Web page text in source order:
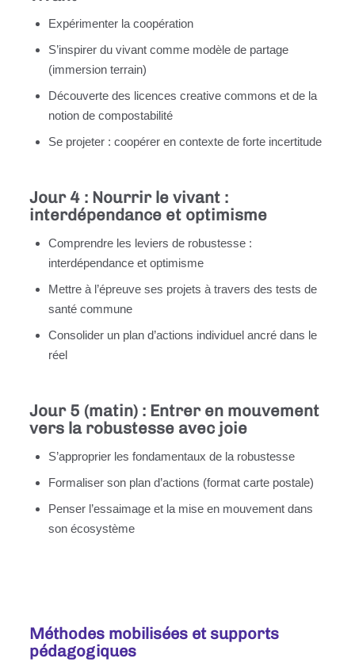
Expérimenter la coopération
S’inspirer du vivant comme modèle de partage
(immersion terrain)
Découverte des licences creative commons et de la
notion de compostabilité
Se projeter : coopérer en contexte de forte incertitude
Jour 4 : Nourrir le vivant :
interdépendance et optimisme
Comprendre les leviers de robustesse :
interdépendance et optimisme
Mettre à l’épreuve ses projets à travers des tests de
santé commune
Consolider un plan d’actions individuel ancré dans le
réel
Jour 5 (matin) : Entrer en mouvement
vers la robustesse avec joie
S’approprier les fondamentaux de la robustesse
Formaliser son plan d’actions (format carte postale)
Penser l’essaimage et la mise en mouvement dans
son écosystème
Méthodes mobilisées et supports
pédagogiques